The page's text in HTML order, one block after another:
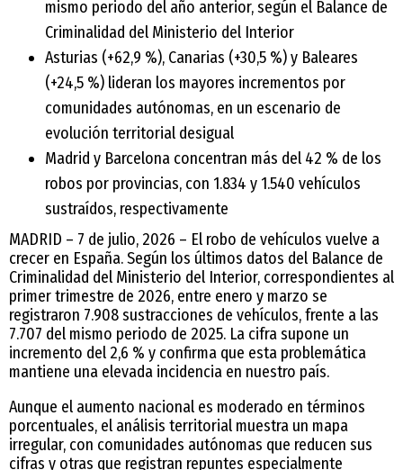
mismo periodo del año anterior, según el Balance de
Criminalidad del Ministerio del Interior
Asturias (+62,9 %), Canarias (+30,5 %) y Baleares
(+24,5 %) lideran los mayores incrementos por
comunidades autónomas, en un escenario de
evolución territorial desigual
Madrid y Barcelona concentran más del 42 % de los
robos por provincias, con 1.834 y 1.540 vehículos
sustraídos, respectivamente
MADRID – 7 de julio, 2026 – El robo de vehículos vuelve a
crecer en España. Según los últimos datos del Balance de
Criminalidad del Ministerio del Interior, correspondientes al
primer trimestre de 2026, entre enero y marzo se
registraron 7.908 sustracciones de vehículos, frente a las
7.707 del mismo periodo de 2025. La cifra supone un
incremento del 2,6 % y confirma que esta problemática
mantiene una elevada incidencia en nuestro país.
Aunque el aumento nacional es moderado en términos
porcentuales, el análisis territorial muestra un mapa
irregular, con comunidades autónomas que reducen sus
cifras y otras que registran repuntes especialmente